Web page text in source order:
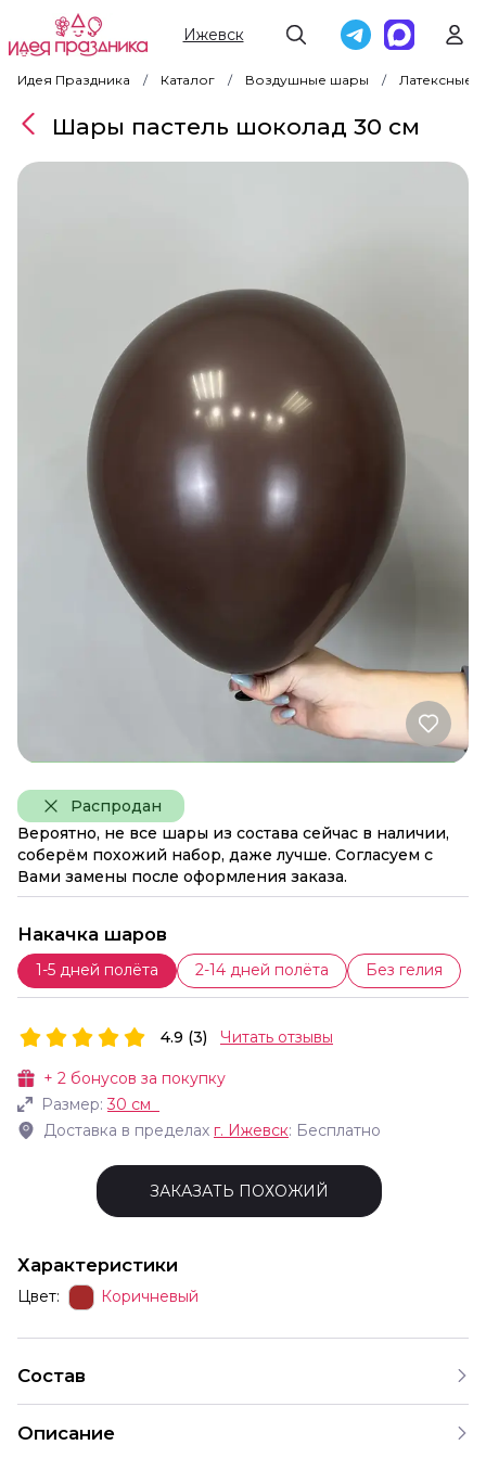
Ижевск
Идея Праздника Каталог Воздушные шары Латексные
Распродан
Вероятно, не все шары из состава сейчас в наличии,
соберём похожий набор, даже лучше. Согласуем с
Вами замены после оформления заказа.
Накачка шаров
1-5 дней полёта 2-14 дней полёта Без гелия
Шары пастель шоколад 30 см
+ 2 бонусов за покупку
Размер:30 см
Доставка в пределах г. Ижевск: Бесплатно
4.9 (3) Читать отзывы
ЗАКАЗАТЬ ПОХОЖИЙ
Характеристики
Цвет: Коричневый
Состав
Описание